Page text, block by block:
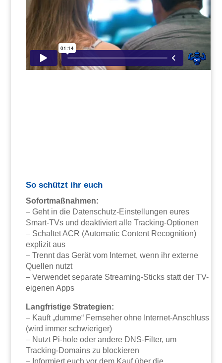
So schützt ihr euch
Sofortmaßnahmen:
– Geht in die Datenschutz-Einstellungen eures
Smart-TVs und deaktiviert alle Tracking-Optionen
– Schaltet ACR (Automatic Content Recognition)
explizit aus
– Trennt das Gerät vom Internet, wenn ihr externe
Quellen nutzt
– Verwendet separate Streaming-Sticks statt der TV-
eigenen Apps
Langfristige Strategien:
– Kauft „dumme“ Fernseher ohne Internet-Anschluss
(wird immer schwieriger)
– Nutzt Pi-hole oder andere DNS-Filter, um
Tracking-Domains zu blockieren
– Informiert euch vor dem Kauf über die